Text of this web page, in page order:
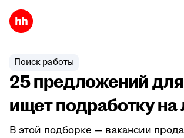
Поиск работы
25 предложений для
ищет подработку на
В этой подборке — вакансии